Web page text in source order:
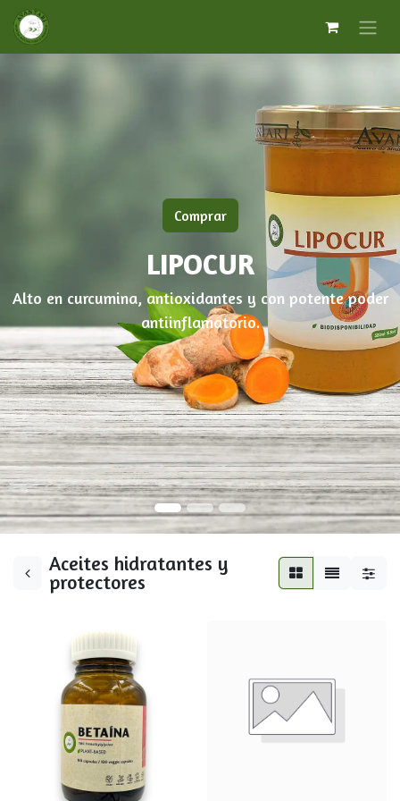
Comprar
LIPOCUR
Alto en curcumina, antioxidantes y con potente poder
antiinflamatorio.
Aceites hidratantes y
protectores